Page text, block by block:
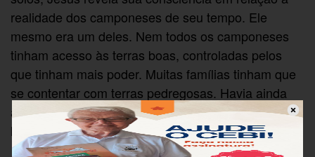
realidade dos camponeses de seu tempo. Ele
mesmo era um deles. Nem todos os camponeses
tinham acesso às terras boas, controladas pelos
que tinham mais poder. Muitas famílias tinham que
se contentar com terras pedregosas. Havia ainda
aquelas famílias que não tinham terra, de modo que
lhes restava semear à beira dos caminhos.